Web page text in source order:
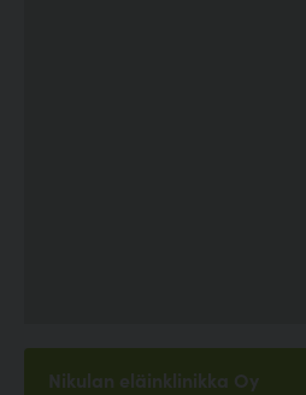
Nikulan eläinklinikka Oy